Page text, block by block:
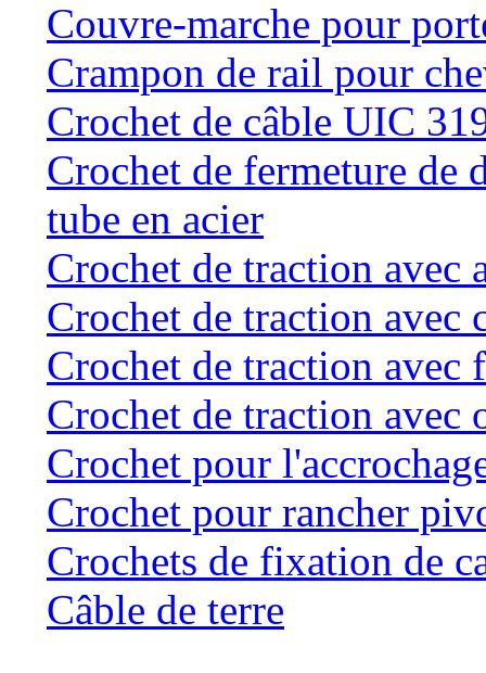
Couvre-marche pour
Crampon de rail pour
Crochet de câble UIC
Crochet de fermeture de
tube en acier
Crochet de traction avec
Crochet de traction avec
Crochet de traction avec
Crochet de traction avec
Crochet pour
Crochet pour rancher
Crochets de fixation de
Câble de terre